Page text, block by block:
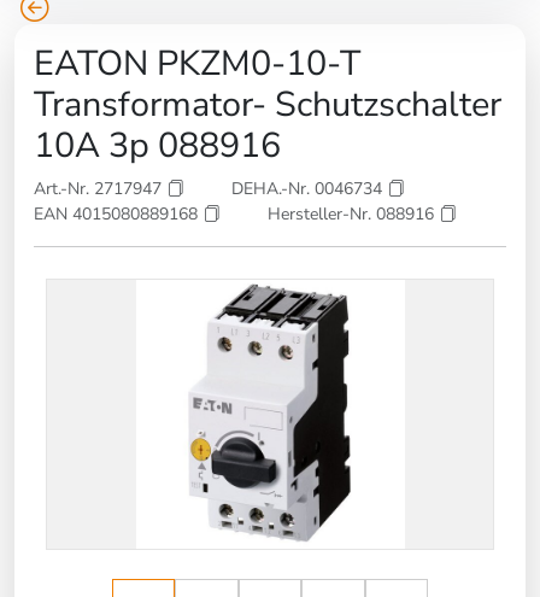
EATON PKZM0-10-T
Transformator- Schutzschalter
10A 3p 088916
Art.-Nr. 2717947
DEHA.-Nr. 0046734
EAN 4015080889168
Hersteller-Nr. 088916